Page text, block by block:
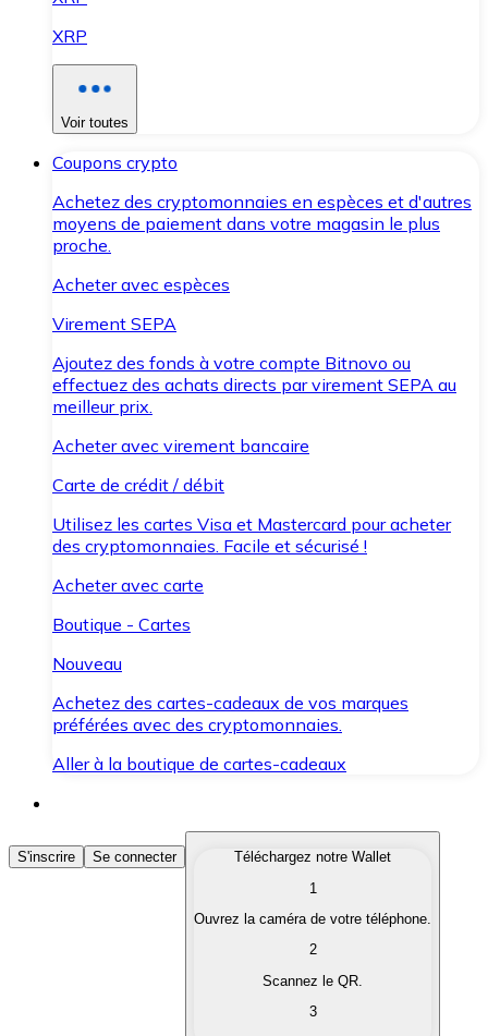
XRP
Voir toutes
Coupons crypto
Achetez des cryptomonnaies en espèces et d'autres
moyens de paiement dans votre magasin le plus
proche.
Acheter avec espèces
Virement SEPA
Ajoutez des fonds à votre compte Bitnovo ou
effectuez des achats directs par virement SEPA au
meilleur prix.
Acheter avec virement bancaire
Carte de crédit / débit
Utilisez les cartes Visa et Mastercard pour acheter
des cryptomonnaies. Facile et sécurisé !
Acheter avec carte
Boutique - Cartes
Nouveau
Achetez des cartes-cadeaux de vos marques
préférées avec des cryptomonnaies.
Aller à la boutique de cartes-cadeaux
Acheter des Cryptomonnaies
Achetez les cryptomonnaies qui vous intéressent
Convertissez vos cryptomonnaies en monnaie
S'inscrire Se connecter
Téléchargez notre Wallet
1
Ouvrez la caméra de votre téléphone.
2
Scannez le QR.
3